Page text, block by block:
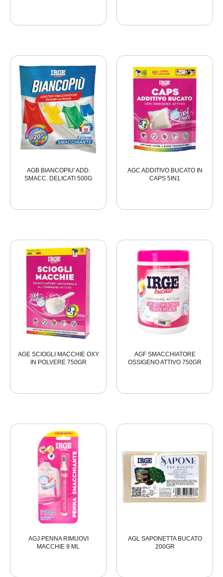
AGB BIANCOPIU' ADD.
SMACC. DELICATI 500G
AGC ADDITIVO BUCATO IN
CAPS 5IN1
AGE SCIOGLI MACCHIE OXY
IN POLVERE 750GR
AGF SMACCHIATORE
OSSIGENO ATTIVO 750GR
AGJ PENNA RIMUOVI
MACCHIE 9 ML
AGL SAPONETTA BUCATO
200GR